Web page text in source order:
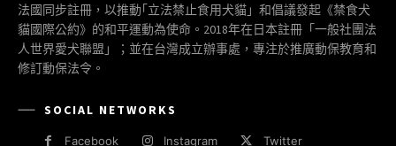
法國同步註冊，以推動｢立法禁止食用犬貓」和倡議發起《禁食犬
貓國際公約》的和平運動為使命。2018年在日本註冊「一般社團法
人世界愛犬聯盟」；並在台灣成立辦事處，專注於推廣動保教育和
修訂動保法令。
SOCIAL NETWORKS
Facebook Instagram Twitter